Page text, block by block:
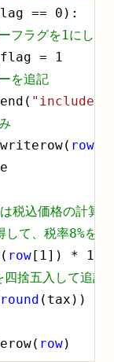
== 0 ):
フラグを1にして
=
1
を追記
"include
row
税込価格の計算
て、税率8%を計
( row [ 1]) *
捨五入して追記
round (tax))
row)